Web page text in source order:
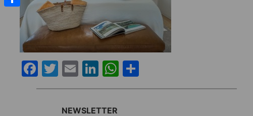
Facebook
Twitter
EmailLinkedIn
WhatsApp
NEWSLETTER
Share